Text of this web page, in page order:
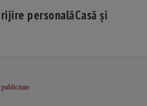
personalăCasă și